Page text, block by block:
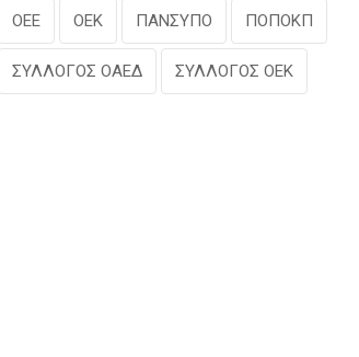
ΟΕΕ ΟΕΚ ΠΑΝΣΥΠΟ ΠΟΠΟΚΠ
ΣΥΛΛΟΓΟΣ ΟΑΕΔ ΣΥΛΛΟΓΟΣ ΟΕΚ